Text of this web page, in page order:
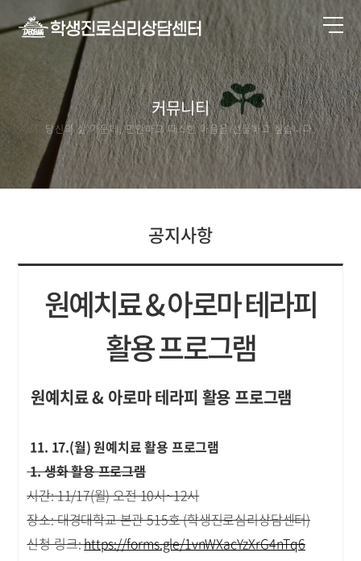
커뮤니티
당신의 삶 가운데, 편안하고 따스한 마음을 선물하고 싶습니다.
공지사항
원예치료 & 아로마 테라피
활용 프로그램
원예치료 & 아로마 테라피 활용 프로그램
11. 17.(월) 원예치료 활용 프로그램
1. 생화 활용 프로그램
시간: 11/17(월) 오전 10시~12시
장소: 대경대학교 본관 515호 (학생진로심리상담센터)
신청 링크:https://forms.gle/1vnWXacYzXrG4nTq6